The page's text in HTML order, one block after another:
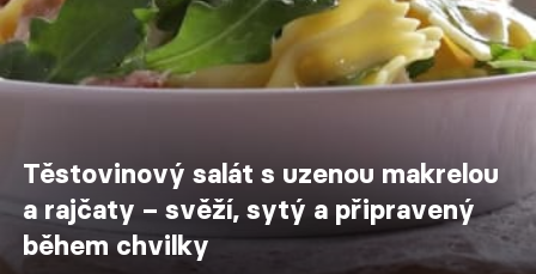
Těstovinový salát s uzenou makrelou
a rajčaty – svěží, sytý a připravený
během chvilky